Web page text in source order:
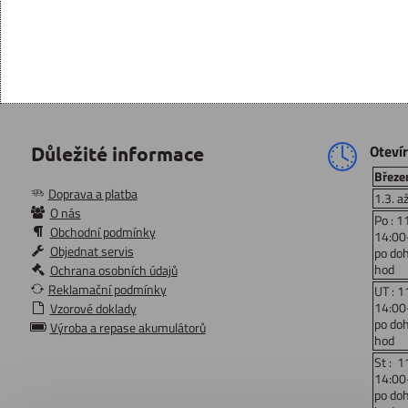
Důležité informace
Doprava a platba
O nás
Obchodní podmínky
Objednat servis
Ochrana osobních údajů
Reklamační podmínky
Vzorové doklady
Výroba a repase akumulátorů
1.3.
Po :
po
hod
UT :
po
hod
St :
po